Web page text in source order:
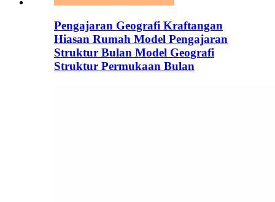
Pengajaran Geografi Kraftangan
Hiasan Rumah Model Pengajaran
Struktur Bulan Model Geografi
Struktur Permukaan Bulan